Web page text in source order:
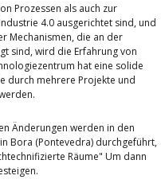
Prozessen als auch zur
4.0 ausgerichtet sind, und
Mechanismen, die an der
sind, wird die Erfahrung von
hat eine solide
durch mehrere Projekte und
Änderungen werden in den
Bora (Pontevedra) durchgeführt,
Räume" Um dann